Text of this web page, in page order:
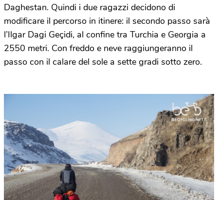
Daghestan. Quindi i due ragazzi decidono di
modificare il percorso in itinere: il secondo passo sarà
l’Ilgar Dagi Geçidi, al confine tra Turchia e Georgia a
2550 metri. Con freddo e neve raggiungeranno il
passo con il calare del sole a sette gradi sotto zero.